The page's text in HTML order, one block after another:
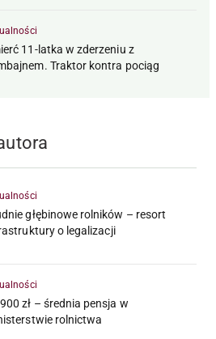
11-latka w zderzeniu z
Traktor kontra pociąg
głębinowe rolników – resort
o legalizacji
zł – średnia pensja w
rolnictwa